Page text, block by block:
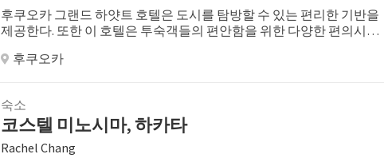
후쿠오카 그랜드 하얏트 호텔은 도시를 탐방할 수 있는 편리한 기반을
제공한다. 또한 이 호텔은 투숙객들의 편안함을 위한 다양한 편의시설
후쿠오카
숙소
코스텔 미노시마, 하카타
Rachel Chang